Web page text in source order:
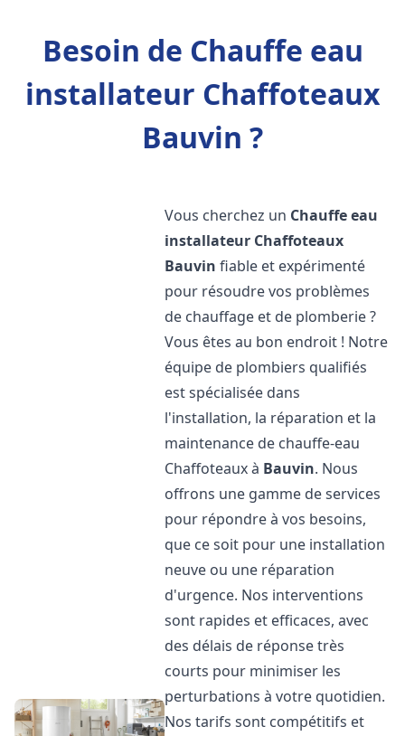
Besoin de Chauffe eau
installateur Chaffoteaux
Bauvin ?
Vous cherchez un Chauffe eau
installateur Chaffoteaux
Bauvin fiable et expérimenté
pour résoudre vos problèmes
de chauffage et de plomberie ?
Vous êtes au bon endroit ! Notre
équipe de plombiers qualifiés
est spécialisée dans
l'installation, la réparation et la
maintenance de chauffe-eau
Chaffoteaux à Bauvin. Nous
offrons une gamme de services
pour répondre à vos besoins,
que ce soit pour une installation
neuve ou une réparation
d'urgence. Nos interventions
sont rapides et efficaces, avec
des délais de réponse très
courts pour minimiser les
perturbations à votre quotidien.
Nos tarifs sont compétitifs et